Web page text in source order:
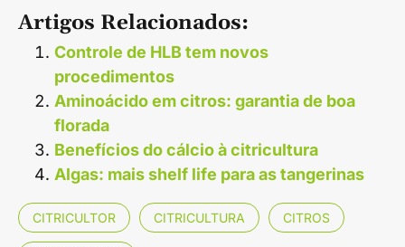
Artigos Relacionados:
Controle de HLB tem novos
procedimentos
Aminoácido em citros: garantia de boa
florada
Benefícios do cálcio à citricultura
Algas: mais shelf life para as tangerinas
CITRICULTOR CITRICULTURA CITROS